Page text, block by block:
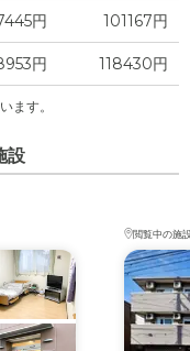
円 101167円
円 118430円
ます。
設
閲覧中の施